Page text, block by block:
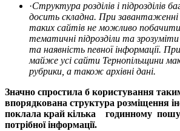
·Структура розділів і підрозділів
досить складна. При завантаженні
таких сайтів не можливо побачити
тематичні підрозділи та
та наявність певної інформації.
майже усі сайти Тернопільщини
рубрики, а також архівні дані.
Значно спростила б користування
впорядкована структура розміщення
поклала край кілька годинному
потрібної інформації.